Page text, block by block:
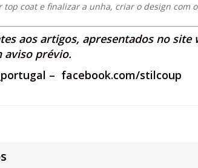
coat e finalizar a unha, criar o design com
aos artigos, apresentados no site
aviso prévio.
– facebook.com/stilcoup